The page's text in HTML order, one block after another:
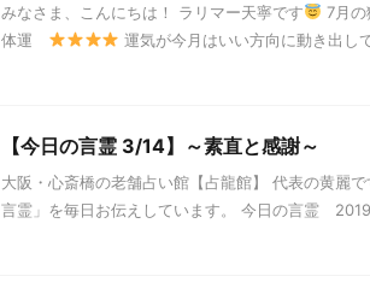
みなさま、こんにちは！ ラリマー天寧です 7月
体運
運気が今月はいい方向に動き出し
【今日の言霊 3/14】～素直と感謝～
大阪・心斎橋の老舗占い館【占龍館】 代表の黄麗
言霊」を毎日お伝えしています。 今日の言霊